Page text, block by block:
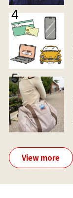
View more